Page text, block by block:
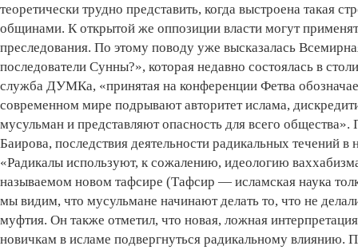
теоретически трудно представить, когда выстроена
общинами. К открытой же оппозиции власти могут
преследования. По этому поводу уже высказалась
последователи Сунны?», которая недавно состоялась в
служба ДУМКа, «принятая на конференции Фетва
современном мире подрывают авторитет ислама,
мусульман и представляют опасность для всего
Баирова, последствия деятельности радикальных течений
«Радикалы используют, к сожалению, идеологию
называемом новом тафсире (Тафсир — исламская наука
мы видим, что мусульмане начинают делать то, что не
муфтия. Он также отметил, что новая, ложная
новичкам в исламе подвергнуться радикальному